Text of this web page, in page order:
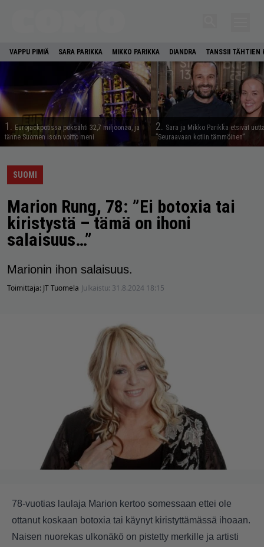
VAPPU PIMIÄ SARA PARIKKA MIKKO PARIKKA DIANDRA TANSSII TÄHTIEN
1. Eurojackpotissa poksahti 32,7 miljoonaa, ja
tänne Suomen isoin voitto meni
2. Sara ja Mikko Parikka etsivät
”Seuraavaan kotiin tämmöinen”
SUOMI
Marion Rung, 78: ”Ei botoxia tai
kiristystä – tämä on ihoni
salaisuus…”
Marionin ihon salaisuus.
Toimittaja: JT Tuomela Julkaistu: 31.8.2024 18:15
78-vuotias laulaja Marion kertoo somessaan ettei ole
ottanut koskaan botoxia tai käynyt kiristyttämässä ihoaan.
Naisen nuorekas ulkonäkö on pistetty merkille ja artisti